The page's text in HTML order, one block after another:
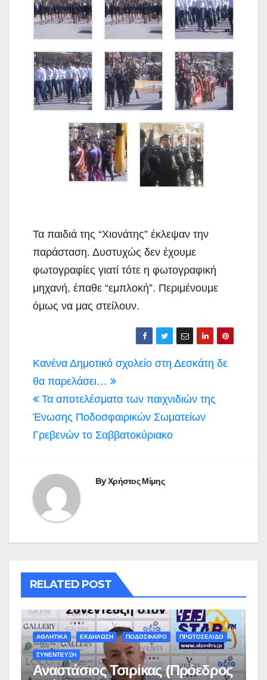
Τα παιδιά της “Χιονάτης” έκλεψαν την
παράσταση. Δυστυχώς δεν έχουμε
φωτογραφίες γιατί τότε η φωτογραφική
μηχανή, έπαθε “εμπλοκή”. Περιμένουμε
όμως να μας στείλουν.
Πλοήγηση
άρθρων
Κανένα Δημοτικό σχολείο στη Δεσκάτη δε
θα παρελάσει…
Τα αποτελέσματα των παιχνιδιών της
Ένωσης Ποδοσφαιρικών Σωματείων
Γρεβενών το Σαββατοκύριακο
ByΧρήστος Μίμης
RELATED POST
ΑΘΛΗΤΙΚΑ ΕΚΔΗΛΩΣΗ ΠΟΔΟΣΦΑΙΡΟ ΠΡΩΤΟΣΕΛΙΔΟ
ΣΥΝΕΝΤΕΥΞΗ
Αναστάσιος Τσιρίκας (Πρόεδρος